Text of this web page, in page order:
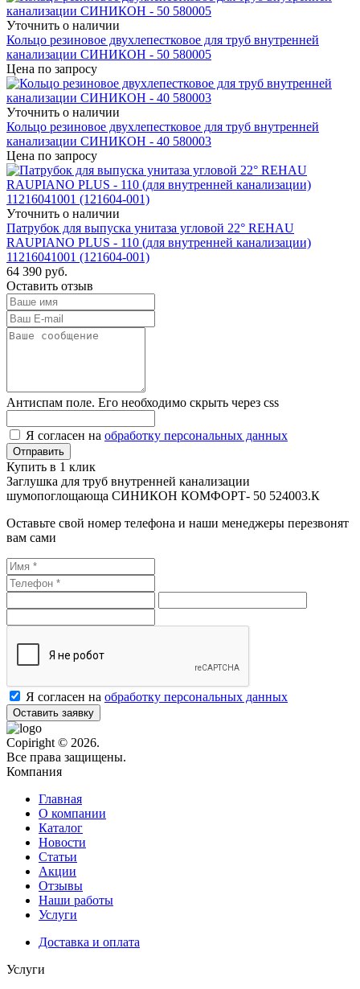
Уточнить о наличии
Кольцо резиновое двухлепестковое для труб внутренней
канализации СИНИКОН - 50 580005
Цена по запросу
Уточнить о наличии
Кольцо резиновое двухлепестковое для труб внутренней
канализации СИНИКОН - 40 580003
Цена по запросу
Уточнить о наличии
Патрубок для выпуска унитаза угловой 22° REHAU
RAUPIANO PLUS - 110 (для внутренней канализации)
11216041001 (121604-001)
64 390 руб.
Оставить отзыв
Антиспам поле. Его необходимо скрыть через css
Я согласен на обработку персональных данных
Купить в 1 клик
Заглушка для труб внутренней канализации
шумопоглощающа СИНИКОН КОМФОРТ- 50 524003.К
Оставьте свой номер телефона и наши менеджеры перезвонят
вам сами
Я согласен на обработку персональных данных
Оставить заявку
Copiright © 2026.
Все права защищены.
Компания
Главная
О компании
Каталог
Новости
Статьи
Акции
Отзывы
Наши работы
Услуги
Доставка и оплата
Услуги